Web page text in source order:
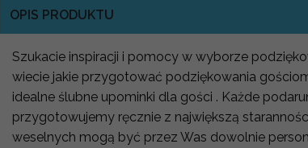
OPIS PRODUKTU
Szukacie inspiracji i pomocy w wyborze
wiecie jakie przygotować podziękowania
idealne ślubne upominki dla gości . Każde
przygotowujemy ręcznie z największą
weselnych mogą być przez Was dowolnie